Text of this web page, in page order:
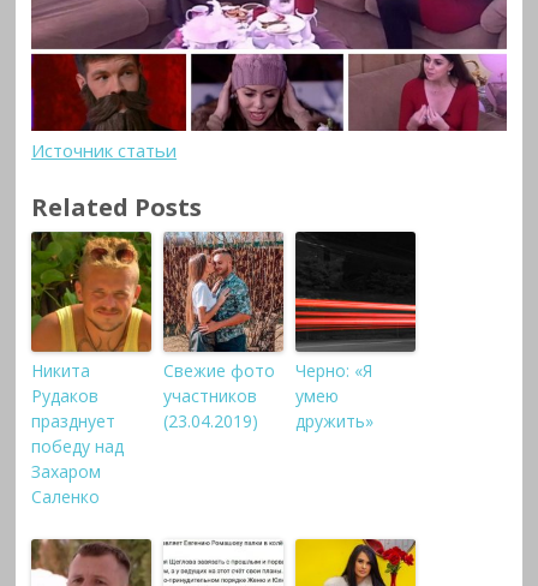
Источник статьи
Related Posts
Никита
Рудаков
празднует
победу над
Захаром
Саленко
Свежие фото
участников
(23.04.2019)
Черно: «Я
умею
дружить»